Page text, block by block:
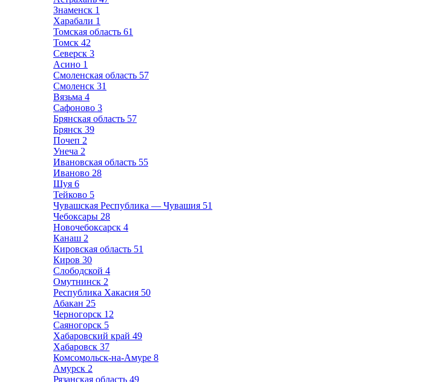
Знаменск 1
Харабали 1
Томская область 61
Томск 42
Северск 3
Асино 1
Смоленская область 57
Смоленск 31
Вязьма 4
Сафоново 3
Брянская область 57
Брянск 39
Почеп 2
Унеча 2
Ивановская область 55
Иваново 28
Шуя 6
Тейково 5
Чувашская Республика — Чувашия 51
Чебоксары 28
Новочебоксарск 4
Канаш 2
Кировская область 51
Киров 30
Слободской 4
Омутнинск 2
Республика Хакасия 50
Абакан 25
Черногорск 12
Саяногорск 5
Хабаровский край 49
Хабаровск 37
Комсомольск-на-Амуре 8
Амурск 2
Рязанская область 49